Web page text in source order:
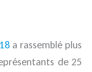
a rassemblé plus
de 25